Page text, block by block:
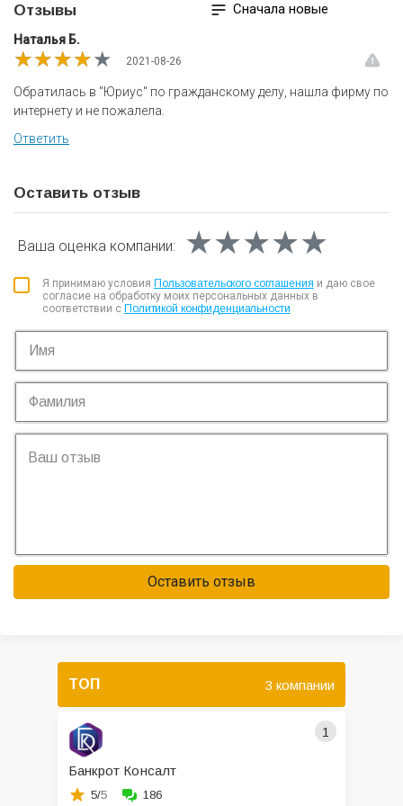
Сначала новые
Отзывы
Наталья Б.
2021-08-26
★★★★★
★★★★★
★★★★★
Обратилась в "Юриус" по гражданскому делу, нашла фирму по
интернету и не пожалела.
Ответить
Оставить отзыв
Ваша оценка компании: ★★★★★
★★★★★
★★★★★
Я принимаю условия Пользовательского соглашения и даю свое
согласие на обработку моих персональных данных в
соответствии с Политикой конфиденциальности
Оставить отзыв
ТОП 3 компании
1
Банкрот Консалт
5/5 186